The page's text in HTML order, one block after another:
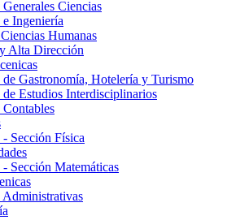
Ciencias
Ingeniería
Humanas
Alta Dirección
de Gastronomía, Hotelería y Turismo
de Estudios Interdisciplinarios
Sección Física
Sección Matemáticas
Administrativas